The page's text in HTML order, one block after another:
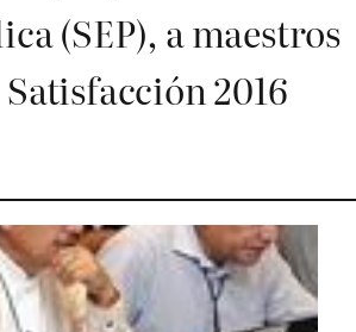
(SEP), a maestros
2016